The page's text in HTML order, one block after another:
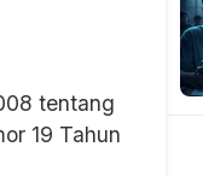
tentang
19 Tahun